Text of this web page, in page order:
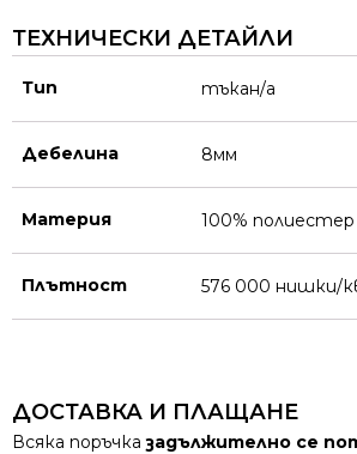
ТЕХНИЧЕСКИ ДЕТАЙЛИ
Тип тъкан/а
Дебелина 8мм
Материя 100% полиестер
Плътност 576 000 нишки/
ДОСТАВКА И ПЛАЩАНЕ
Всяка поръчказадължително се